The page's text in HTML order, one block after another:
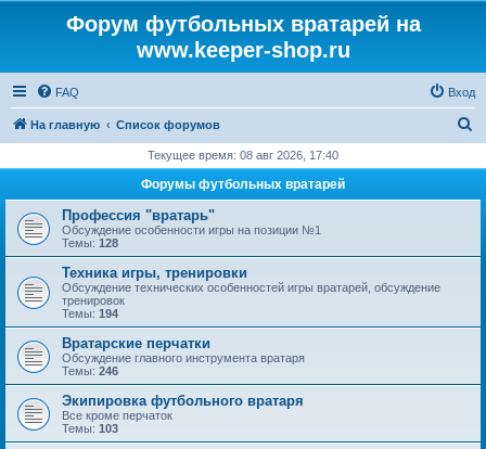
Форум футбольных вратарей на
www.keeper-shop.ru
FAQ Вход
На главную Список форумов
с
Текущее время: 08 авг 2026, 17:40
Форумы футбольных вратарей
Профессия "вратарь"
Обсуждение особенности игры на позиции №1
Темы: 128
Техника игры, тренировки
Обсуждение технических особенностей игры вратарей, обсуждение
тренировок
Темы: 194
Вратарские перчатки
Обсуждение главного инструмента вратаря
Темы: 246
Экипировка футбольного вратаря
Все кроме перчаток
Темы: 103